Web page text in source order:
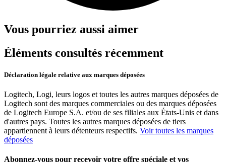
Vous pourriez aussi aimer
Éléments consultés récemment
Déclaration légale relative aux marques déposées
Logitech, Logi, leurs logos et toutes les autres marques déposées de
Logitech sont des marques commerciales ou des marques déposées
de Logitech Europe S.A. et/ou de ses filiales aux États-Unis et dans
d'autres pays. Toutes les autres marques déposées de tiers
appartiennent à leurs détenteurs respectifs. Voir toutes les marques
déposées
Abonnez-vous pour recevoir votre offre spéciale et vos